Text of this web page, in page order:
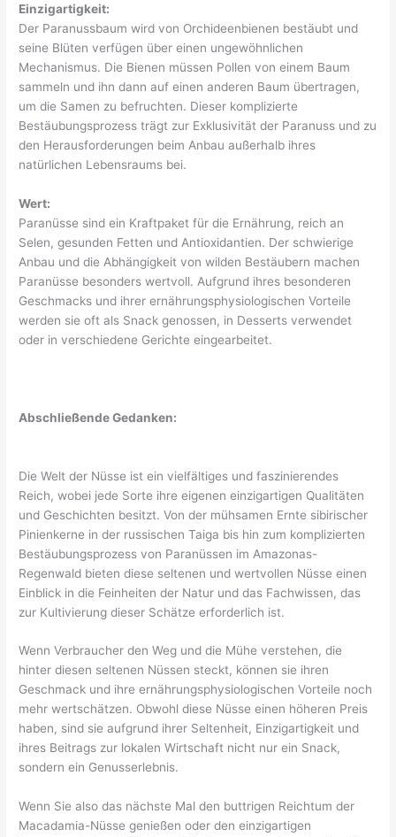
Einzigartigkeit:
Der Paranussbaum wird von Orchideenbienen bestäubt und
seine Blüten verfügen über einen ungewöhnlichen
Mechanismus. Die Bienen müssen Pollen von einem Baum
sammeln und ihn dann auf einen anderen Baum übertragen,
um die Samen zu befruchten. Dieser komplizierte
Bestäubungsprozess trägt zur Exklusivität der Paranuss und zu
den Herausforderungen beim Anbau außerhalb ihres
natürlichen Lebensraums bei.
Wert:
Paranüsse sind ein Kraftpaket für die Ernährung, reich an
Selen, gesunden Fetten und Antioxidantien. Der schwierige
Anbau und die Abhängigkeit von wilden Bestäubern machen
Paranüsse besonders wertvoll. Aufgrund ihres besonderen
Geschmacks und ihrer ernährungsphysiologischen Vorteile
werden sie oft als Snack genossen, in Desserts verwendet
oder in verschiedene Gerichte eingearbeitet.
Abschließende Gedanken:
Die Welt der Nüsse ist ein vielfältiges und faszinierendes
Reich, wobei jede Sorte ihre eigenen einzigartigen Qualitäten
und Geschichten besitzt. Von der mühsamen Ernte sibirischer
Pinienkerne in der russischen Taiga bis hin zum komplizierten
Bestäubungsprozess von Paranüssen im Amazonas-
Regenwald bieten diese seltenen und wertvollen Nüsse einen
Einblick in die Feinheiten der Natur und das Fachwissen, das
zur Kultivierung dieser Schätze erforderlich ist.
Wenn Verbraucher den Weg und die Mühe verstehen, die
hinter diesen seltenen Nüssen steckt, können sie ihren
Geschmack und ihre ernährungsphysiologischen Vorteile noch
mehr wertschätzen. Obwohl diese Nüsse einen höheren Preis
haben, sind sie aufgrund ihrer Seltenheit, Einzigartigkeit und
ihres Beitrags zur lokalen Wirtschaft nicht nur ein Snack,
sondern ein Genusserlebnis.
Wenn Sie also das nächste Mal den buttrigen Reichtum der
Macadamia-Nüsse genießen oder den einzigartigen